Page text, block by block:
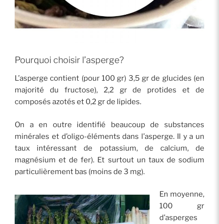
Pourquoi choisir l’asperge?
L’asperge contient (pour 100 gr) 3,5 gr de glucides (en
majorité du fructose), 2,2 gr de protides et de
composés azotés et 0,2 gr de lipides.
On a en outre identifié beaucoup de substances
minérales et d’oligo-éléments dans l’asperge. Il y a un
taux intéressant de potassium, de calcium, de
magnésium et de fer). Et surtout un taux de sodium
particulièrement bas (moins de 3 mg).
En moyenne,
100 gr
d’asperges